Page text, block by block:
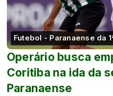
Futebol - Paranaense da
Operário busca
Coritiba na ida da
Paranaense